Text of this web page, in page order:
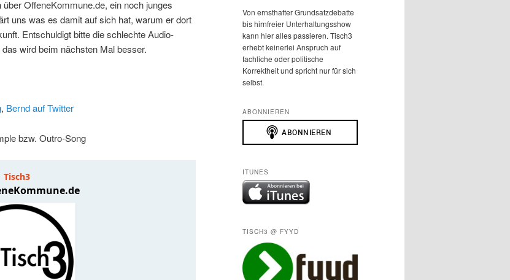
OffeneKommune.de, ein noch junges
uns was es damit auf sich hat, warum er dort
Entschuldigt bitte die schlechte Audio-
wird beim nächsten Mal besser.
, Bernd auf Twitter
bzw. Outro-Song
Von ernsthafter Grundsatzdebatte
bis hirnfreier Unterhaltungsshow
kann hier alles passieren. Tisch3
erhebt keinerlei Anspruch auf
fachliche oder politische
Korrektheit und spricht nur für sich
selbst.
ABONNIEREN
ITUNES
TISCH3 @ FYYD